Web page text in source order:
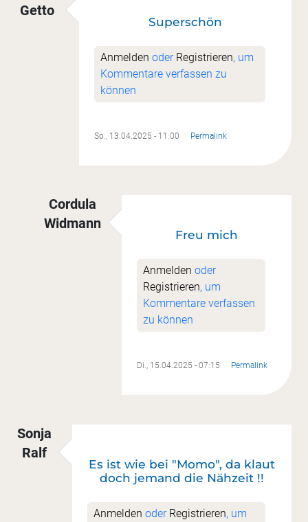
Getto
Superschön
Anmelden oder Registrieren, um
Kommentare verfassen zu
können
So., 13.04.2025 - 11:00 Permalink
Cordula
Widmann
Superschön vonKatrin Getto
Freu mich
Anmelden oder
Registrieren, um
Kommentare verfassen
zu können
Di., 15.04.2025 - 07:15 Permalink
Sonja
Ralf
Es ist wie bei "Momo", da klaut
doch jemand die Nähzeit !!
Anmelden oder Registrieren, um